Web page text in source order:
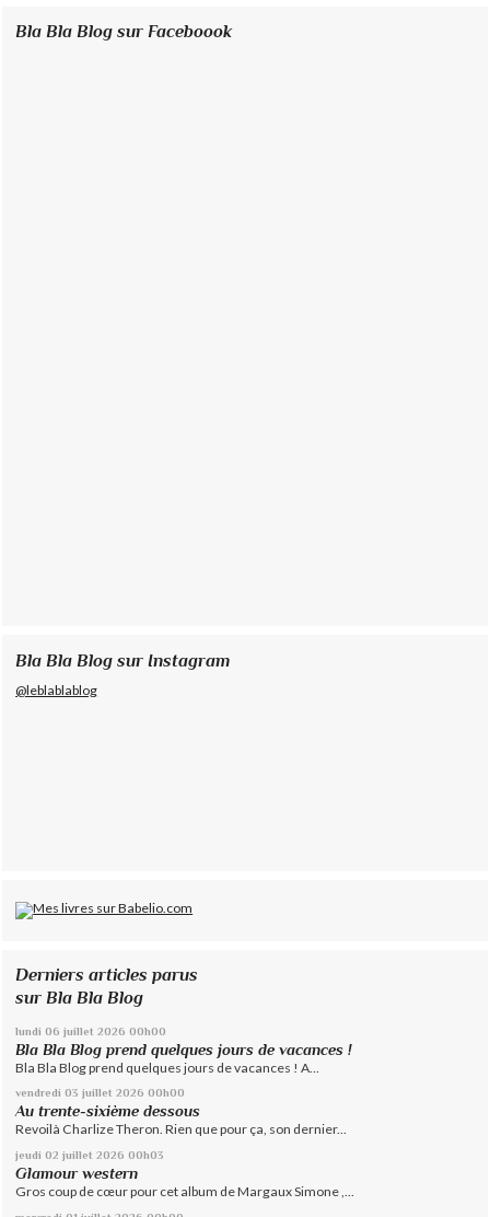
Bla Bla Blog sur Faceboook
Bla Bla Blog sur Instagram
@leblablablog
Derniers articles parus
sur Bla Bla Blog
lundi 06 juillet 2026 00h00
Bla Bla Blog prend quelques jours de vacances !
Bla Bla Blog prend quelques jours de vacances ! A...
vendredi 03 juillet 2026 00h00
Au trente-sixième dessous
Revoilà Charlize Theron. Rien que pour ça, son dernier...
jeudi 02 juillet 2026 00h03
Glamour western
Gros coup de cœur pour cet album de Margaux Simone ,...